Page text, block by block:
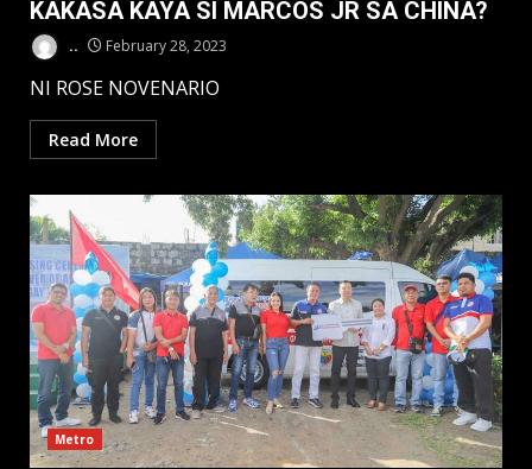
KAKASA KAYA SI MARCOS JR SA CHINA?
.. February 28, 2023
NI ROSE NOVENARIO
Read More
Metro